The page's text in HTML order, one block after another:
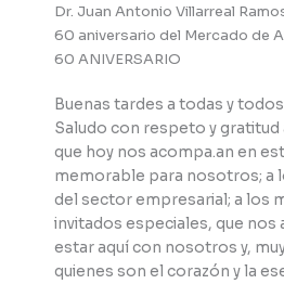
Dr. Juan Antonio Villarreal
60 aniversario del Mercado de
60 ANIVERSARIO
Buenas tardes a todas y
Saludo con respeto y gratitud
que hoy nos acompa.an en
memorable para nosotros; a
del sector empresarial; a los
invitados especiales, que nos
estar aquí con nosotros y,
quienes son el corazón y la